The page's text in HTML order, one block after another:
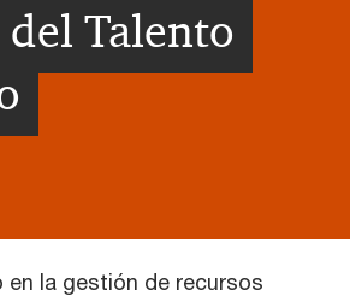
Talento
en la gestión de recursos